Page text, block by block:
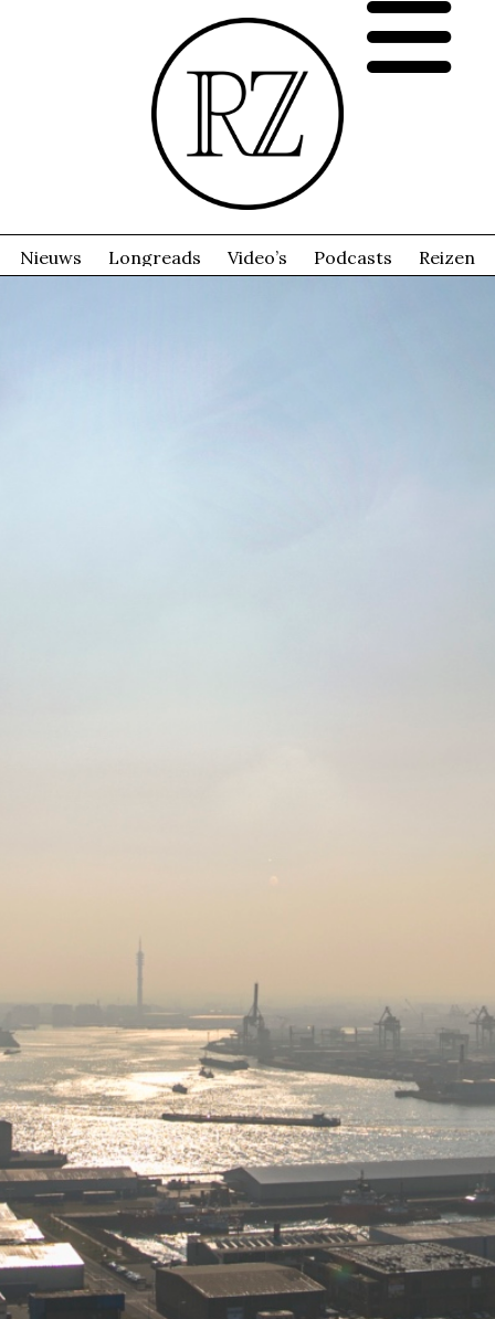
Nieuws Longreads Video’s Podcasts Reizen